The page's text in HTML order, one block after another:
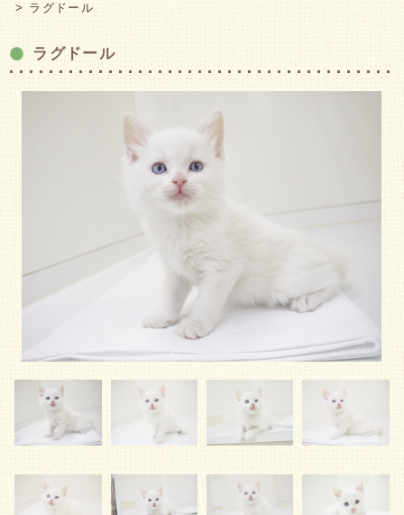
ラグドール
ラグドール